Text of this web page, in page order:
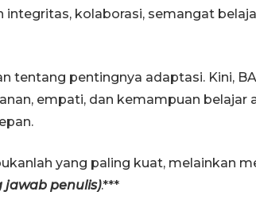
kolaborasi, semangat
tentang pentingnya adaptasi. Kini,
empati, dan kemampuan belajar
yang paling kuat, melainkan
jawab penulis).***